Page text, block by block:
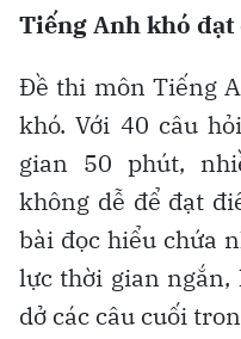
Tiếng Anh khó đạt
Đề thi môn Tiếng
khó. Với 40 câu
gian 50 phút,
không dễ để đạt
bài đọc hiểu chứa
lực thời gian
dở các câu cuối